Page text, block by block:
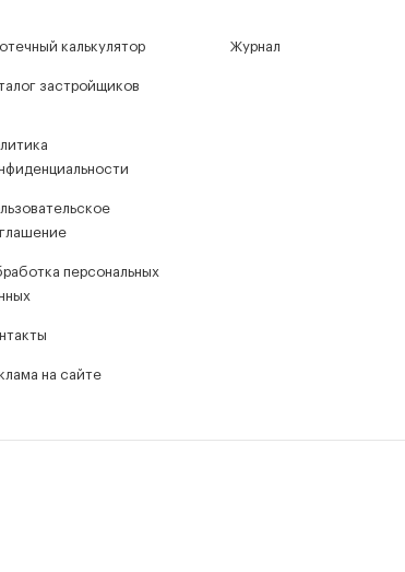
калькулятор
застройщиков
персональных
на сайте
Журнал